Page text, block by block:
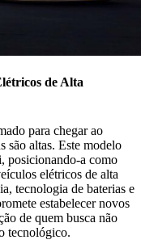
de Alta
para chegar ao
são altas. Este modelo
posicionando-a como
elétricos de alta
tecnologia de baterias e
estabelecer novos
de quem busca não
tecnológico.